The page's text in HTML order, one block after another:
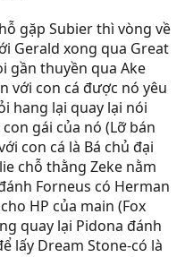
gặp Subier thì vòng về
Gerald xong qua Great
gần thuyền qua Ake
với con cá được nó yêu
hang lại quay lại nói
gái của nó (Lỡ bán
con cá là Bá chủ đại
chỗ thằng Zeke nằm
Forneus có Herman
HP của main (Fox
quay lại Pidona đánh
lấy Dream Stone-có là